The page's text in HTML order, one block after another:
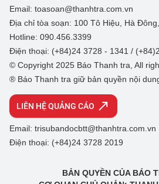
Email: toasoan@thanhtra.com.vn
Địa chỉ tòa soạn: 100 Tô Hiệu, Hà Đông,
Hotline: 090.456.3399
Điện thoại: (+84)24 3728 - 1341 /
© Copyright 2025 Báo Thanh tra, All
® Báo Thanh tra giữ bản quyền nội
LIÊN HỆ QUẢNG CÁO
Email: trisubandocbtt@thanhtra.com.vn
Điện thoại: (+84)24 3728 2019
BẢN QUYỀN CỦA BÁO